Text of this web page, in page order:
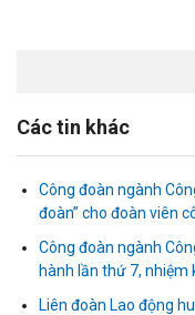
Các tin khác
Công đoàn ngành
đoàn” cho đoàn viên
Công đoàn ngành
hành lần thứ 7, nhiệm
Liên đoàn Lao động